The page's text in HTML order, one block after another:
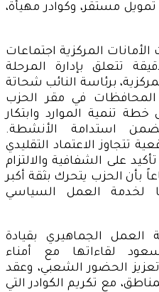
مستقر، وكوادر مهيأة،
المركزية اجتماعات
تتعلق بإدارة المرحلة
برئاسة النائب شحاتة
المحافظات في مقر الحزب
تنمية الموارد وابتكار
استدامة الأنشطة.
تتجاوز الاعتماد التقليدي
على الشفافية والالتزام
بأن الحزب يتحرك بثقة أكبر
لخدمة العمل السياسي
العمل الجماهيري بقيادة
لقاءاتها مع أمناء
الحضور الشعبي، وعقد
مع تكريم الكوادر التي